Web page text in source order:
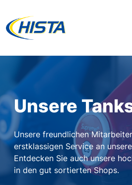
Unsere
Unsere freundlichen
erstklassigen Service an
Entdecken Sie auch unsere
in den gut sortierten Shops.